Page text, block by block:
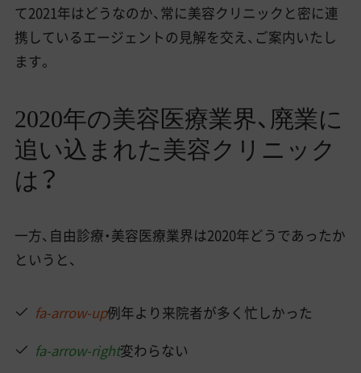
て2021年はどうなのか、常に美容クリニックと密に連
携しているエージェントの見解を交え、ご案内いたし
ます。
2020年の美容医療業界、廃業に
追い込まれた美容クリニック
は？
一方、自由診療・美容医療業界は2020年どうであったか
というと、
fa-arrow-up例年より来院者が多く忙しかった
fa-arrow-right変わらない